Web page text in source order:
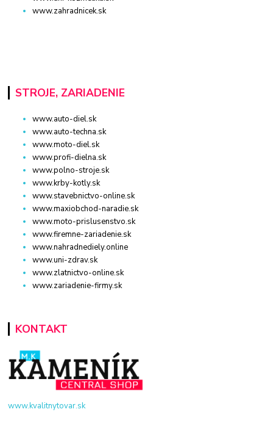
www.zahradnicek.sk
STROJE, ZARIADENIE
www.auto-diel.sk
www.auto-techna.sk
www.moto-diel.sk
www.profi-dielna.sk
www.polno-stroje.sk
www.krby-kotly.sk
www.stavebnictvo-online.sk
www.maxiobchod-naradie.sk
www.moto-prislusenstvo.sk
www.firemne-zariadenie.sk
www.nahradnediely.online
www.uni-zdrav.sk
www.zlatnictvo-online.sk
www.zariadenie-firmy.sk
KONTAKT
www.kvalitnytovar.sk